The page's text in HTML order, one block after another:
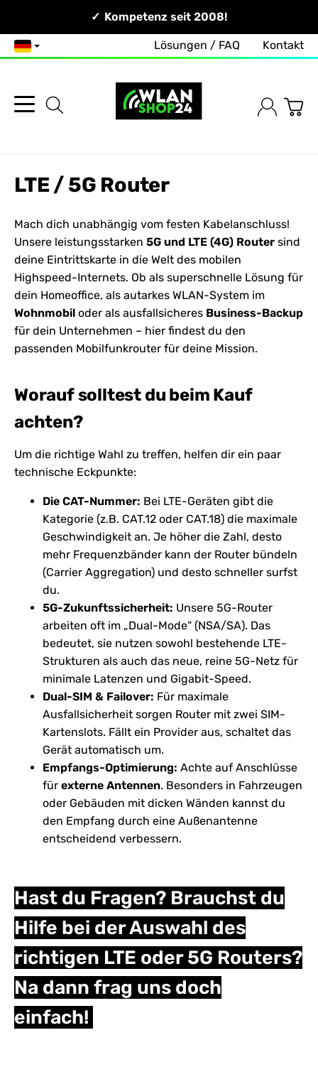
Persönlich & Erreichbar!
Kompetenz seit 2008!Zuverlässig & Schnell!
Deutsch Lösungen / FAQ Kontakt
LTE / 5G Router
Mach dich unabhängig vom festen Kabelanschluss!
Unsere leistungsstarken 5G und LTE (4G) Router sind
deine Eintrittskarte in die Welt des mobilen
Highspeed-Internets. Ob als superschnelle Lösung für
dein Homeoffice, als autarkes WLAN-System im
Wohnmobil oder als ausfallsicheres Business-Backup
für dein Unternehmen – hier findest du den
passenden Mobilfunkrouter für deine Mission.
Worauf solltest du beim Kauf
achten?
Um die richtige Wahl zu treffen, helfen dir ein paar
technische Eckpunkte:
Die CAT-Nummer: Bei LTE-Geräten gibt die
Kategorie (z.B. CAT.12 oder CAT.18) die maximale
Geschwindigkeit an. Je höher die Zahl, desto
mehr Frequenzbänder kann der Router bündeln
(Carrier Aggregation) und desto schneller surfst
du.
5G-Zukunftssicherheit: Unsere 5G-Router
arbeiten oft im „Dual-Mode“ (NSA/SA). Das
bedeutet, sie nutzen sowohl bestehende LTE-
Strukturen als auch das neue, reine 5G-Netz für
minimale Latenzen und Gigabit-Speed.
Dual-SIM & Failover: Für maximale
Ausfallsicherheit sorgen Router mit zwei SIM-
Kartenslots. Fällt ein Provider aus, schaltet das
Gerät automatisch um.
Empfangs-Optimierung: Achte auf Anschlüsse
für externe Antennen. Besonders in Fahrzeugen
oder Gebäuden mit dicken Wänden kannst du
den Empfang durch eine Außenantenne
entscheidend verbessern.
Hast du Fragen? Brauchst du
Hilfe bei der Auswahl des
richtigen LTE oder 5G Routers?
Na dann frag uns doch
einfach!